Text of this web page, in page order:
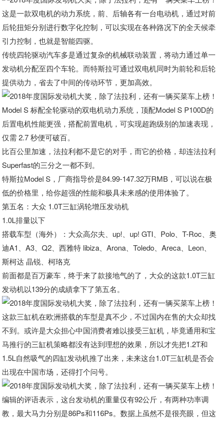
这是一款双电机的动力系统，前、后轴各有一台电动机，通过对前
后轮扭矩分别进行数字化控制，可以实现在各种路况下的全天候牵
引力控制，也就是智能四驱。
传统四轮驱动汽车多是通过复杂的机械联动装置，将动力通过单一
发动机分配至四个车轮。而特斯拉可通过双电机同时为前轮和后轮
提供动力，省去了中间的传动环节，更加高效。
Model S 标配全轮驱动的双电机动力系统，顶配Model S P100D的
后置电机性能更强，搭配前置电机，可实现超跑级别的加速表现，
仅需 2.7 秒便可破百。
比百公里加速，法拉利都不是它的对手，而它的价格，却连法拉利
Superfast的三分之一都不到。
特斯拉Model S，厂商指导价是84.99-147.32万RMB，可以说在极
低的价格里，给你超强的性能和极具未来感的使用体验了。
第五名：大众 1.0T三缸涡轮增压发动机
1.0L排量以下
搭载车型（海外）：大众高尔夫、up!、up! GTI、Polo、T-Roc、奥
迪A1、A3、Q2、西雅特 libiza、Arona、Toledo、Areca、Leon、
斯柯达 晶锐、柯珞克
前面都是百万豪车，终于来了款接地气的了，大众的这款1.0T三缸
发动机以139分的成績拿下了第五名。
这款三缸机在欧洲搭载的车型是真不少，不过国内在售的大众却找
不到。或许是大众担心中国消费者难以接受三缸机，毕竟通用和宝
马推行的三缸机策略都没有达到理想的效果，所以才先把1.2T和
1.5L自然吸气的四缸发动机推了出来，未来这台1.0T三缸机是否会
出现在中国市场，还得打个问号。
编辑的评语表示，这台发动机的重量仅有92公斤，有两种功率调
教，最大马力分别是86Ps和116Ps。数据上虽然不是很亮眼，但这